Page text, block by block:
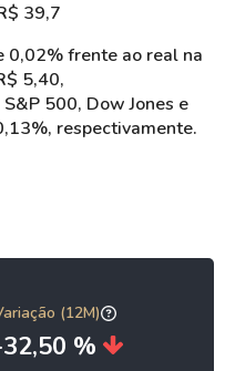
39,7
0,02% frente ao real na
5,40,
S&P 500, Dow Jones e
respectivamente.
(12M)
%